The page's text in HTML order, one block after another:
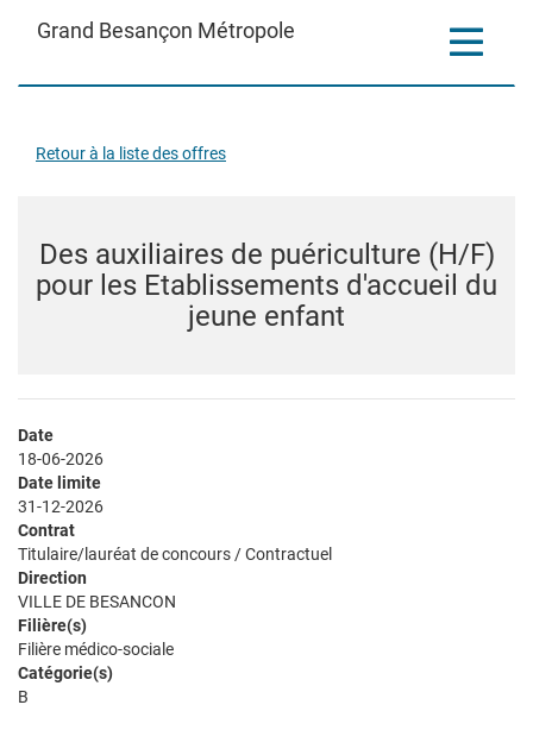
principal
Toggle
Grand Besançon Métropole
Des
de
puériculture
pour
les
Etablissements
d'accueil
du
jeune
enfant
Retour à la liste des offres
Des auxiliaires de puériculture (H/F)
pour les Etablissements d'accueil du
jeune enfant
Date
18-06-2026
Date limite
31-12-2026
Contrat
Titulaire/lauréat de concours / Contractuel
Direction
VILLE DE BESANCON
Filière(s)
Filière médico-sociale
Catégorie(s)
B